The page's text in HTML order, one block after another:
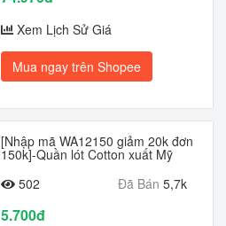
Xem Lịch Sử Giá
Mua ngay trên Shopee
[Nhập mã WA12150 giảm 20k đơn
150k]-Quần lót Cotton xuất Mỹ
502
Đã Bán 5,7k
5.700đ